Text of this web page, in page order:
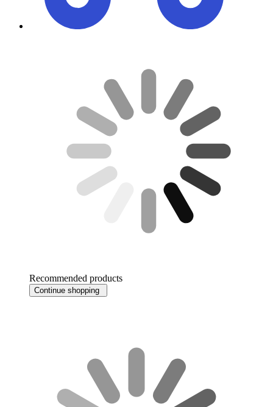
Recommended products
Continue shopping